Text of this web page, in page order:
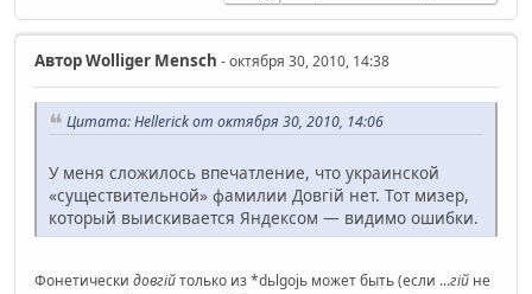
АвторWolliger Mensch - октября 30, 2010, 14:38
Цитата: Hellerick от октября 30, 2010, 14:06
У меня сложилось впечатление, что украинской
«существительной» фамилии Довгій нет. Тот мизер,
который выискивается Яндексом — видимо ошибки.
Фонетически довгійтолько из *dьlgojь может быть (если ...гій не